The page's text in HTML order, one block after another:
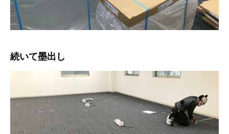
続いて墨出し